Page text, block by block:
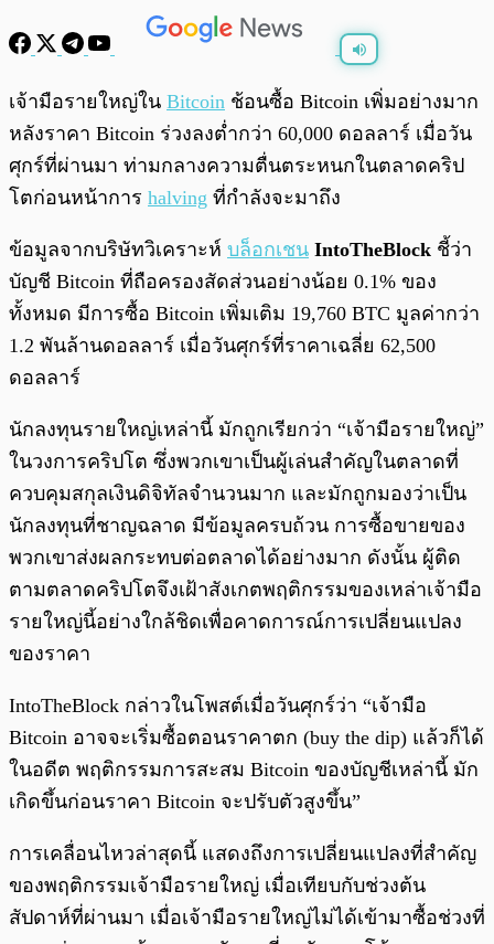
พร้อมเล่น 0:00 0:00
เจ้ามือรายใหญ่ใน Bitcoin ช้อนซื้อ Bitcoin เพิ่มอย่างมาก
หลังราคา Bitcoin ร่วงลงต่ำกว่า 60,000 ดอลลาร์ เมื่อวัน
ศุกร์ที่ผ่านมา ท่ามกลางความตื่นตระหนกในตลาดคริป
โตก่อนหน้าการ halving ที่กำลังจะมาถึง
ข้อมูลจากบริษัทวิเคราะห์ บล็อกเชน IntoTheBlock ชี้ว่า
บัญชี Bitcoin ที่ถือครองสัดส่วนอย่างน้อย 0.1% ของ
ทั้งหมด มีการซื้อ Bitcoin เพิ่มเติม 19,760 BTC มูลค่ากว่า
1.2 พันล้านดอลลาร์ เมื่อวันศุกร์ที่ราคาเฉลี่ย 62,500
ดอลลาร์
นักลงทุนรายใหญ่เหล่านี้ มักถูกเรียกว่า “เจ้ามือรายใหญ่”
ในวงการคริปโต ซึ่งพวกเขาเป็นผู้เล่นสำคัญในตลาดที่
ควบคุมสกุลเงินดิจิทัลจำนวนมาก และมักถูกมองว่าเป็น
นักลงทุนที่ชาญฉลาด มีข้อมูลครบถ้วน การซื้อขายของ
พวกเขาส่งผลกระทบต่อตลาดได้อย่างมาก ดังนั้น ผู้ติด
ตามตลาดคริปโตจึงเฝ้าสังเกตพฤติกรรมของเหล่าเจ้ามือ
รายใหญ่นี้อย่างใกล้ชิดเพื่อคาดการณ์การเปลี่ยนแปลง
ของราคา
IntoTheBlock กล่าวในโพสต์เมื่อวันศุกร์ว่า “เจ้ามือ
Bitcoin อาจจะเริ่มซื้อตอนราคาตก (buy the dip) แล้วก็ได้
ในอดีต พฤติกรรมการสะสม Bitcoin ของบัญชีเหล่านี้ มัก
เกิดขึ้นก่อนราคา Bitcoin จะปรับตัวสูงขึ้น”
การเคลื่อนไหวล่าสุดนี้ แสดงถึงการเปลี่ยนแปลงที่สำคัญ
ของพฤติกรรมเจ้ามือรายใหญ่ เมื่อเทียบกับช่วงต้น
สัปดาห์ที่ผ่านมา เมื่อเจ้ามือรายใหญ่ไม่ได้เข้ามาซื้อช่วงที่